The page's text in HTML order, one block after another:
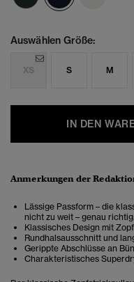
Auswählen Größe:
XS S M
IN DEN
Anmerkungen der
Lässige Passform – die
nicht zu weit – genau
Klassisches Design mit
Rundhalsausschnitt und
Gerippte Abschlüsse an
Charakteristisches